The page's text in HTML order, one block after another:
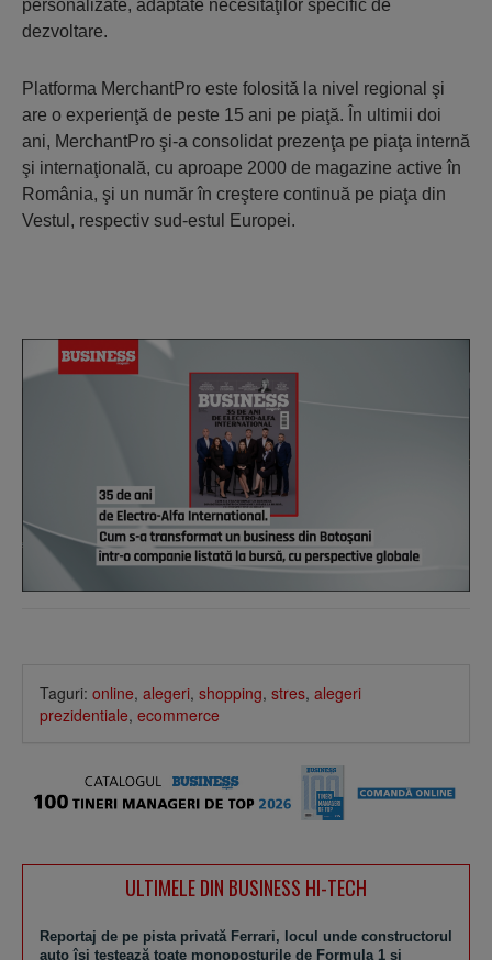
personalizate, adaptate necesităţilor specific de
dezvoltare.
Platforma MerchantPro este folosită la nivel regional şi
are o experienţă de peste 15 ani pe piaţă. În ultimii doi
ani, MerchantPro şi-a consolidat prezenţa pe piaţa internă
şi internaţională, cu aproape 2000 de magazine active în
România, şi un număr în creştere continuă pe piaţa din
Vestul, respectiv sud-estul Europei.
Taguri: online, alegeri, shopping, stres, alegeri
prezidentiale, ecommerce
ULTIMELE DIN BUSINESS HI-TECH
Reportaj de pe pista privată Ferrari, locul unde constructorul
auto îşi testează toate monoposturile de Formula 1 şi